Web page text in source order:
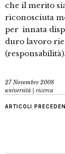
che il merito
riconosciuta
per innata
duro lavoro
27 Novembre 2008
università | ricerca
ARTICOLI